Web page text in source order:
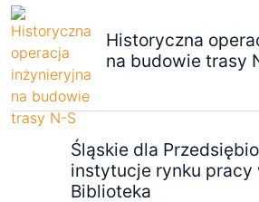
Historyczna
na budowie trasy
Śląskie dla
instytucje rynku pracy
Biblioteka